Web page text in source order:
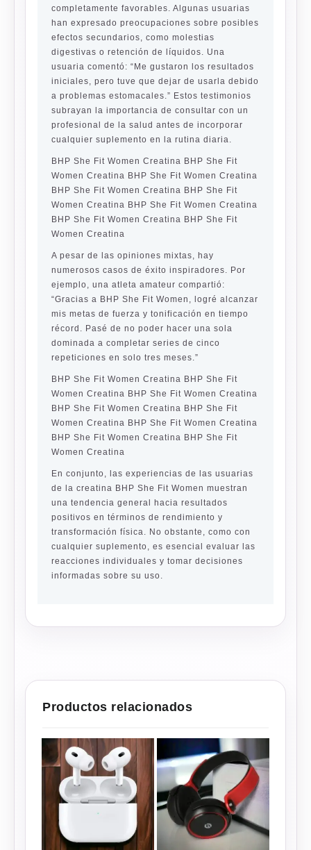
completamente favorables. Algunas usuarias
han expresado preocupaciones sobre posibles
efectos secundarios, como molestias
digestivas o retención de líquidos. Una
usuaria comentó: “Me gustaron los resultados
iniciales, pero tuve que dejar de usarla debido
a problemas estomacales.” Estos testimonios
subrayan la importancia de consultar con un
profesional de la salud antes de incorporar
cualquier suplemento en la rutina diaria.
BHP She Fit Women Creatina BHP She Fit
Women Creatina BHP She Fit Women Creatina
BHP She Fit Women Creatina BHP She Fit
Women Creatina BHP She Fit Women Creatina
BHP She Fit Women Creatina BHP She Fit
Women Creatina
A pesar de las opiniones mixtas, hay
numerosos casos de éxito inspiradores. Por
ejemplo, una atleta amateur compartió:
“Gracias a BHP She Fit Women, logré alcanzar
mis metas de fuerza y tonificación en tiempo
récord. Pasé de no poder hacer una sola
dominada a completar series de cinco
repeticiones en solo tres meses.”
BHP She Fit Women Creatina BHP She Fit
Women Creatina BHP She Fit Women Creatina
BHP She Fit Women Creatina BHP She Fit
Women Creatina BHP She Fit Women Creatina
BHP She Fit Women Creatina BHP She Fit
Women Creatina
En conjunto, las experiencias de las usuarias
de la creatina BHP She Fit Women muestran
una tendencia general hacia resultados
positivos en términos de rendimiento y
transformación física. No obstante, como con
cualquier suplemento, es esencial evaluar las
reacciones individuales y tomar decisiones
informadas sobre su uso.
Productos relacionados